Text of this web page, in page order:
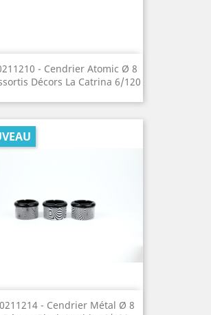
- Cendrier Atomic Ø 8
Décors La Catrina 6/120
- Cendrier Métal Ø 8